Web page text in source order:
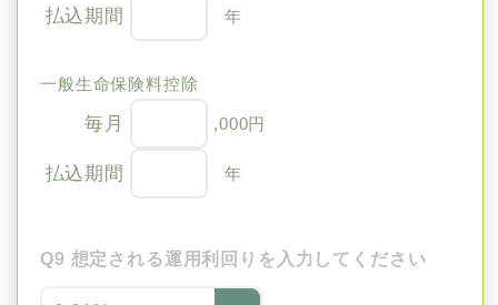
払込期間 年
一般生命保険料控除
毎月 ,000円
払込期間 年
Q9 想定される運用利回りを入力してください